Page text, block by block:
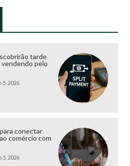
tarde
pelo
5, 2026
conectar
comércio com
5, 2026